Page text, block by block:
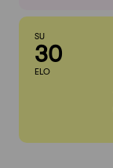
SU
30
ELO